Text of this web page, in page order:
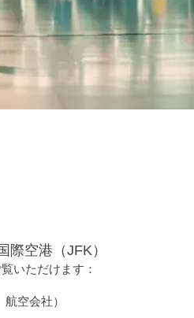
際空港（JFK）
いただけます：
空会社）